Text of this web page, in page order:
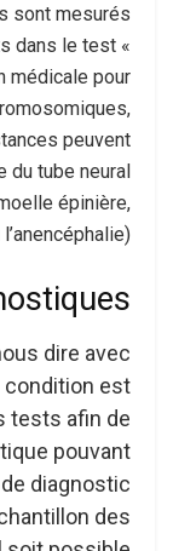
sont mesurés
dans le test «
médicale pour
peuvent
du tube neural
épinière,
dire avec
condition est
tests afin de
pouvant
diagnostic
des